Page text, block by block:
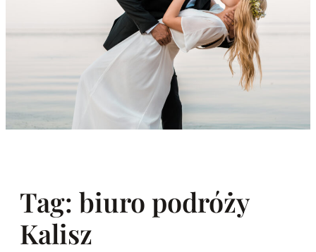
Tag: biuro podróży
Kalisz